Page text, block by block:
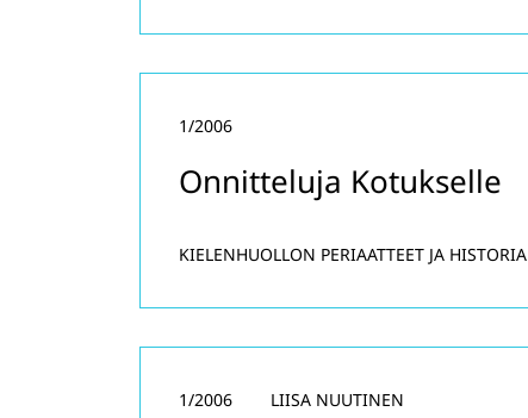
Onnitteluja Kotukselle
1/2006
KIELENHUOLLON PERIAATTEET JA HISTORIA
1/2006 LIISA NUUTINEN